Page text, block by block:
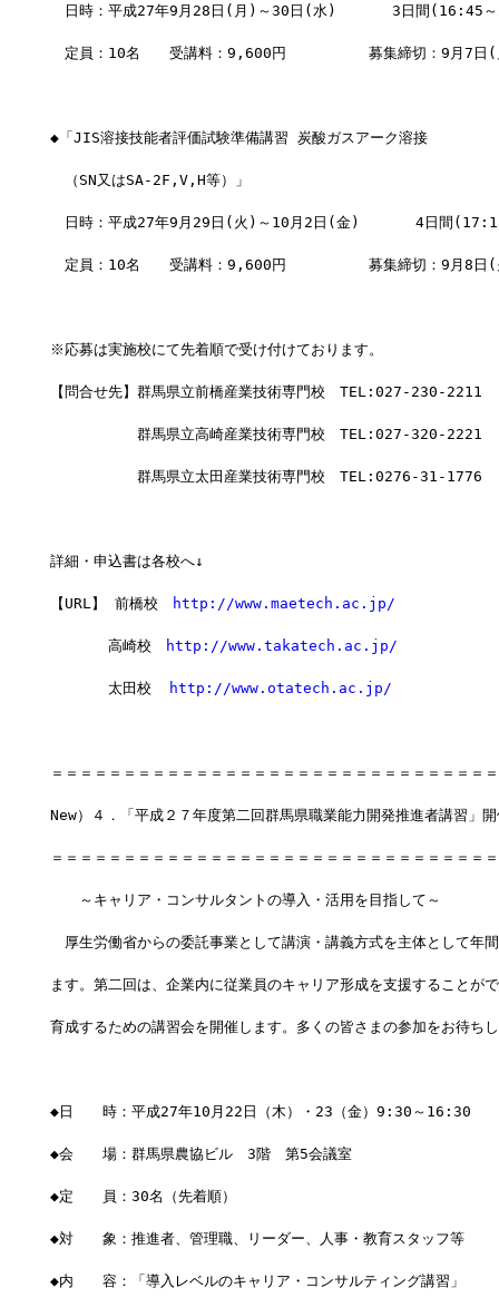
日時：平成27年9月28日(月)～30日(水)  　　 3日間(16:45
定員：10名　　受講料：9,600円　　      募集締切：9月7日
◆「JIS溶接技能者評価試験準備講習 炭酸ガスアーク溶接
（SN又はSA-2F,V,H等）」
日時：平成27年9月29日(火)～10月2日(金)  　　 4日間
定員：10名　　受講料：9,600円　　      募集締切：9月8日
※応募は実施校にて先着順で受け付けております。
【問合せ先】群馬県立前橋産業技術専門校　TEL:027-230-2211
群馬県立高崎産業技術専門校　TEL:027-320-2221
群馬県立太田産業技術専門校　TEL:0276-31-1776
詳細・申込書は各校へ↓
【URL】 前橋校 http://www.maetech.ac.jp/
高崎校 http://www.takatech.ac.jp/
太田校 http://www.otatech.ac.jp/
＝＝＝＝＝＝＝＝＝＝＝＝＝＝＝＝＝＝＝＝＝＝＝＝＝＝＝＝＝＝
New）４．「平成２７年度第二回群馬県職業能力開発推進者講習」
＝＝＝＝＝＝＝＝＝＝＝＝＝＝＝＝＝＝＝＝＝＝＝＝＝＝＝＝＝＝
～キャリア・コンサルタントの導入・活用を目指して～
厚生労働省からの委託事業として講演・講義方式を主体として年
ます。第二回は、企業内に従業員のキャリア形成を支援することが
育成するための講習会を開催します。多くの皆さまの参加をお待ち
◆日　　時：平成27年10月22日（木）・23（金）9:30～16:30
◆会　　場：群馬県農協ビル　3階　第5会議室
◆定　　員：30名（先着順）
◆対　　象：推進者、管理職、リーダー、人事・教育スタッフ等
◆内　　容：「導入レベルのキャリア・コンサルティング講習」